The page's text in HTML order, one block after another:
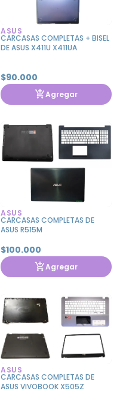
ASUS
CARCASAS COMPLETAS + BISEL
DE ASUS X411U X411UA
$90.000
Agregar
ASUS
CARCASAS COMPLETAS DE
ASUS R515M
$100.000
Agregar
ASUS
CARCASAS COMPLETAS DE
ASUS VIVOBOOK X505Z